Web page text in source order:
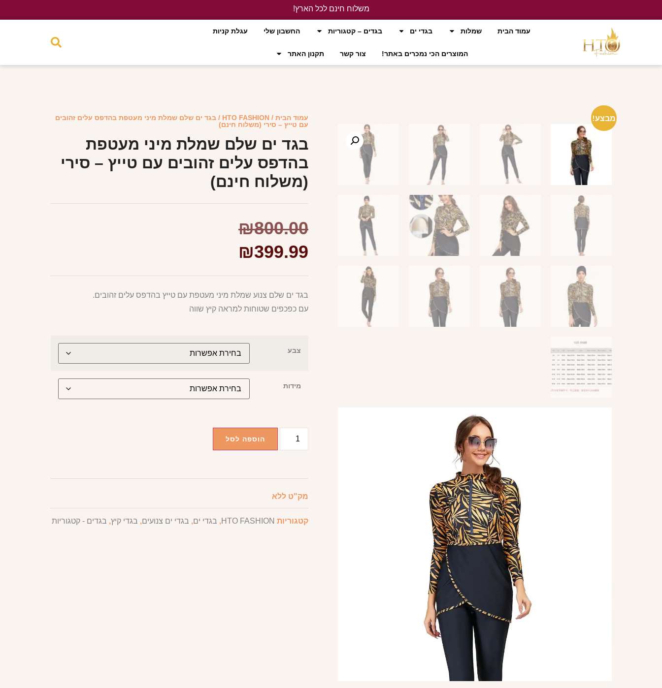
משלוח חינם לכל הארץ!
עמוד הבית
שמלות בגדי ים בגדים – קטגוריות החשבון שלי עגלת קניות
המוצרים הכי נמכרים באתר! צור קשר תקנון האתר
מבצע! עמוד הבית /
HTO FASHION / בגד ים שלם שמלת מיני מעטפת בהדפס עלים זהובים
עם טייץ – סירי (משלוח חינם)
בגד ים שלם שמלת מיני מעטפת
בהדפס עלים זהובים עם טייץ – סירי
(משלוח חינם)
₪800.00
₪399.99
בגד ים שלם צנוע שמלת מיני מעטפת עם טייץ בהדפס עלים זהובים.
עם כפכפים שטוחות למראה קיץ שווה
צבע
מידות
הוספה לסל
מק"ט ללא
קטגוריות HTO FASHION
, בגדי ים, בגדי ים צנועים, בגדי קיץ, בגדים - קטגוריות